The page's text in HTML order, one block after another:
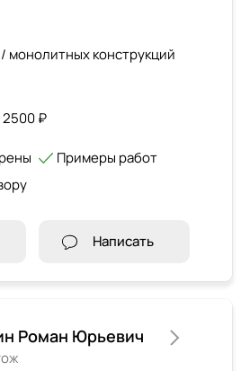
конструкций
2500 ₽
Примеры работ
Написать
Роман Юрьевич